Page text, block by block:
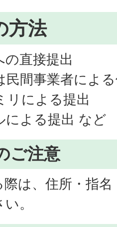
方法
の直接提出
民間事業者によ
リによる提出
による提出 など
ご注意
は、住所・指
。